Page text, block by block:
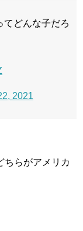
てどんな子だろ
2021
ちらがアメリカ